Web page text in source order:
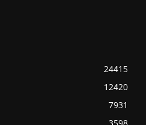
24415
12420
7931